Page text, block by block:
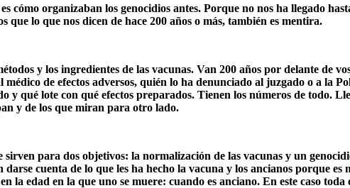
cómo organizaban los genocidios antes. Porque no nos ha llegado
lo que nos dicen de hace 200 años o más, también es mentira.
y los ingredientes de las vacunas. Van 200 años por delante de
de efectos adversos, quién lo ha denunciado al juzgado o a la
y qué lote con qué efectos preparados. Tienen los números de todo.
y de los que miran para otro lado.
para dos objetivos: la normalización de las vacunas y un
cuenta de lo que les ha hecho la vacuna y los ancianos porque
la edad en la que uno se muere: cuando es anciano. En este caso